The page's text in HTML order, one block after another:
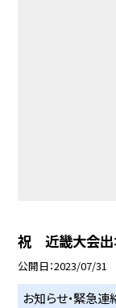
祝 近畿大会出
公開日 2023/07/31
お知らせ・緊急連